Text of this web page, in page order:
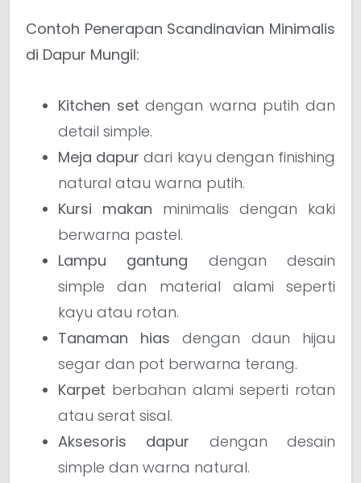
Contoh Penerapan Scandinavian Minimalis
di Dapur Mungil:
Kitchen set dengan warna putih dan
detail simple.
Meja dapur dari kayu dengan finishing
natural atau warna putih.
Kursi makan minimalis dengan kaki
berwarna pastel.
Lampu gantung dengan desain
simple dan material alami seperti
kayu atau rotan.
Tanaman hias dengan daun hijau
segar dan pot berwarna terang.
Karpet berbahan alami seperti rotan
atau serat sisal.
Aksesoris dapur dengan desain
simple dan warna natural.